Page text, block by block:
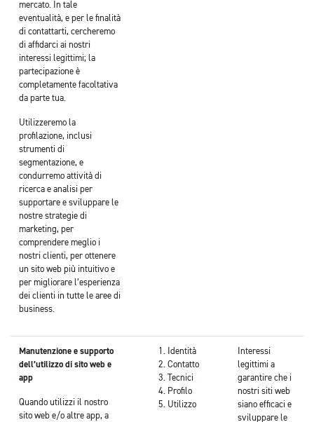
mercato. In tale
eventualità, e per le finalità
di contattarti, cercheremo
di affidarci ai nostri
interessi legittimi; la
partecipazione è
completamente facoltativa
da parte tua.
Utilizzeremo la
profilazione, inclusi
strumenti di
segmentazione, e
condurremo attività di
ricerca e analisi per
supportare e sviluppare le
nostre strategie di
marketing, per
comprendere meglio i
nostri clienti, per ottenere
un sito web più intuitivo e
per migliorare l’esperienza
dei clienti in tutte le aree di
business.
Manutenzione e supporto
dell’utilizzo di sito web e
app
Quando utilizzi il nostro
sito web e/o altre app, a
Identità
Contatto
Tecnici
Profilo
Utilizzo
Interessi
legittimi a
garantire che i
nostri siti web
siano efficaci e
sviluppare le